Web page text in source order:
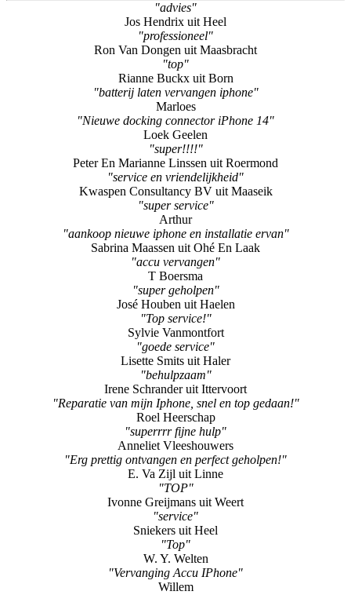
"advies"
Jos Hendrix uit Heel
"professioneel"
Ron Van Dongen uit Maasbracht
"top"
Rianne Buckx uit Born
"batterij laten vervangen iphone"
Marloes
"Nieuwe docking connector iPhone 14"
Loek Geelen
"super!!!!"
Peter En Marianne Linssen uit Roermond
"service en vriendelijkheid"
Kwaspen Consultancy BV uit Maaseik
"super service"
Arthur
"aankoop nieuwe iphone en installatie ervan"
Sabrina Maassen uit Ohé En Laak
"accu vervangen"
T Boersma
"super geholpen"
José Houben uit Haelen
"Top service!"
Sylvie Vanmontfort
"goede service"
Lisette Smits uit Haler
"behulpzaam"
Irene Schrander uit Ittervoort
"Reparatie van mijn Iphone, snel en top gedaan!"
Roel Heerschap
"superrrr fijne hulp"
Anneliet Vleeshouwers
"Erg prettig ontvangen en perfect geholpen!"
E. Va Zijl uit Linne
"TOP"
Ivonne Greijmans uit Weert
"service"
Sniekers uit Heel
"Top"
W. Y. Welten
"Vervanging Accu IPhone"
Willem